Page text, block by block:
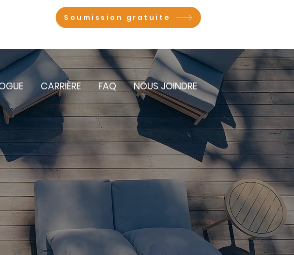
Soumission gratuite
CARRIÈRE FAQ NOUS JOINDRE